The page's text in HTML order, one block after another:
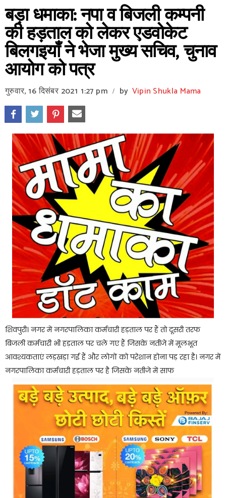
बड़ा धमाका: नपा व बिजली कम्पनी
की हड़ताल को लेकर एडवोकेट
बिलगइयाँ ने भेजा मुख्य सचिव, चुनाव
आयोग को पत्र
गुरुवार, 16 दिसंबर 2021 1:27 pm / by Vipin Shukla Mama
शिवपुरी। नगर में नगरपालिका कर्मचारी हड़ताल पर हैं तो दूसरी तरफ
बिजली कर्मचारी भी हड़ताल पर चले गए हैं जिसके नतीजे में मूलभूत
आवश्यकताएं लड़खड़ा गई हैं और लोगों को परेशान होना पड़ रहा है। नगर में
नगरपालिका कर्मचारी हड़ताल पर है जिसके नतीजे में साफ